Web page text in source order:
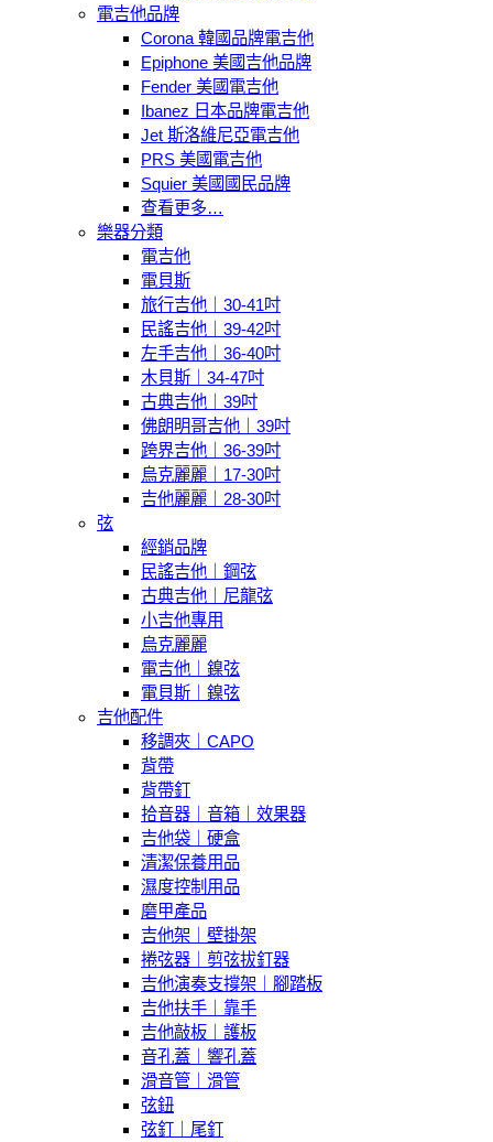
電吉他品牌
Corona 韓國品牌電吉他
Epiphone 美國吉他品牌
Fender 美國電吉他
Ibanez 日本品牌電吉他
Jet 斯洛維尼亞電吉他
PRS 美國電吉他
Squier 美國國民品牌
查看更多…
樂器分類
電吉他
電貝斯
旅行吉他｜30-41吋
民謠吉他｜39-42吋
左手吉他｜36-40吋
木貝斯｜34-47吋
古典吉他｜39吋
佛朗明哥吉他｜39吋
跨界吉他｜36-39吋
烏克麗麗｜17-30吋
吉他麗麗｜28-30吋
弦
經銷品牌
民謠吉他｜鋼弦
古典吉他｜尼龍弦
小吉他專用
烏克麗麗
電吉他｜鎳弦
電貝斯｜鎳弦
吉他配件
移調夾｜CAPO
背帶
背帶釘
拾音器｜音箱｜效果器
吉他袋｜硬盒
清潔保養用品
濕度控制用品
磨甲產品
吉他架｜壁掛架
捲弦器｜剪弦拔釘器
吉他演奏支撐架｜腳踏板
吉他扶手｜靠手
吉他敲板｜護板
音孔蓋｜響孔蓋
滑音管｜滑管
弦鈕
弦釘｜尾釘